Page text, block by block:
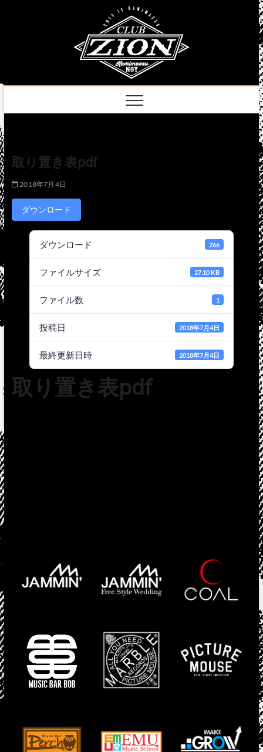
取り置き表pdf
2018年7月4日
ダウンロード
ダウンロード 266
ファイルサイズ 27.10 KB
ファイル数 1
投稿日 2018年7月4日
最終更新日時 2018年7月4日
取り置き表pdf